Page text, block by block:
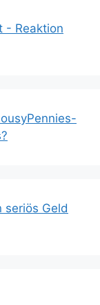
- Reaktion
seriös Geld